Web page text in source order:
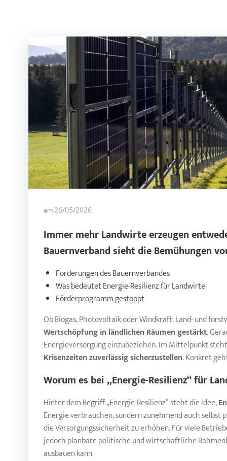
am26/05/2026
Immer mehr Landwirte erzeugen
Bauernverband sieht die Bemühungen
Forderungen des Bauernverbandes
Was bedeutet Energie-Resilienz für Landwirte
Förderprogramm gestoppt
Ob Biogas, Photovoltaik oder Windkraft: Land- und
Wertschöpfung in ländlichen Räumen gestärkt.
Energieversorgung einzubeziehen. Im Mittelpunkt
Krisenzeiten zuverlässig sicherzustellen. Konkret
Worum es bei „Energie-Resilienz“ für
Hinter dem Begriff „Energie-Resilienz“ steht die Idee,
Energie verbrauchen, sondern zunehmend auch
die Versorgungssicherheit zu erhöhen. Für viele
jedoch planbare politische und wirtschaftliche
ausbauen kann.